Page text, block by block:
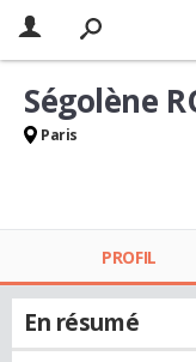
Ségolène
Paris
PROFIL
En résumé